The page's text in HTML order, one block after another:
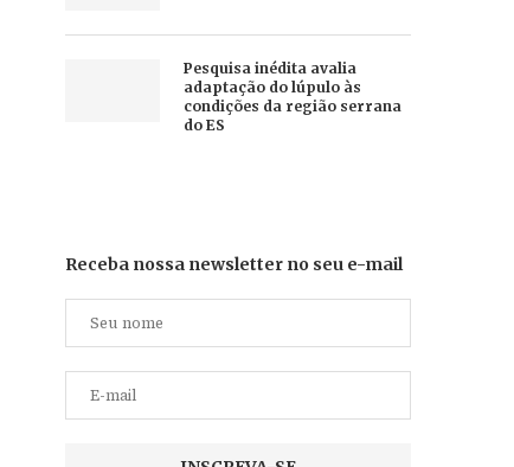
Pesquisa inédita avalia
adaptação do lúpulo às
condições da região serrana
do ES
Receba nossa newsletter no seu e-mail